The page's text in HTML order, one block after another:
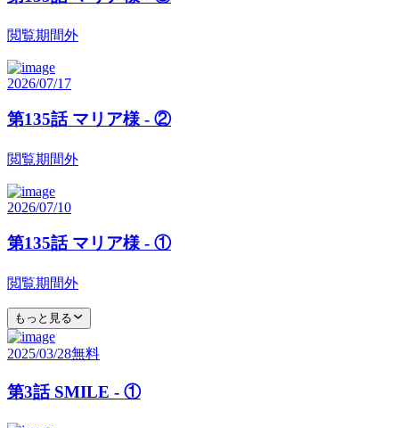
閲覧期間外
2026/07/17
第135話 マリア様 - ②
閲覧期間外
2026/07/10
第135話 マリア様 - ①
閲覧期間外
もっと見る
2025/03/28無料
第3話 SMILE - ①